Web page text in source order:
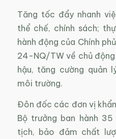
Tăng tốc đẩy nhanh
thể chế, chính sách;
hành động của Chính
24-NQ/TW về chủ
hậu, tăng cường quản
môi trường.
Đôn đốc các đơn vị
Bộ trưởng ban hành
tịch, bảo đảm chất